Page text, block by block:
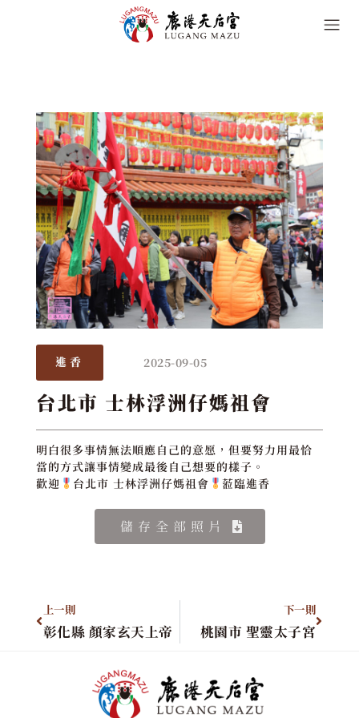
進香 2025-09-05
台北市 士林浮洲仔媽祖會
明白很多事情無法順應自己的意愿，但要努力用最恰
當的方式讓事情變成最後自己想要的樣子。
歡迎
台北市 士林浮洲仔媽祖會 蒞臨進香
儲存全部照片
上一則
彰化縣 顏家玄天上帝
下一則
桃園市 聖靈太子宮